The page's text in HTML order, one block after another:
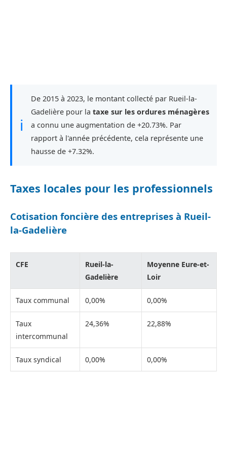
ℹ
De 2015 à 2023, le montant collecté par Rueil-la-
Gadelière pour la taxe sur les ordures ménagères
a connu une augmentation de +20.73%. Par
rapport à l'année précédente, cela représente une
hausse de +7.32%.
Taxes locales pour les professionnels
Cotisation foncière des entreprises à Rueil-
la-Gadelière
CFE
Rueil-la-
Gadelière
Moyenne Eure-et-
Loir
Taux communal 0,00% 0,00%
Taux
intercommunal
24,36% 22,88%
Taux syndical 0,00% 0,00%